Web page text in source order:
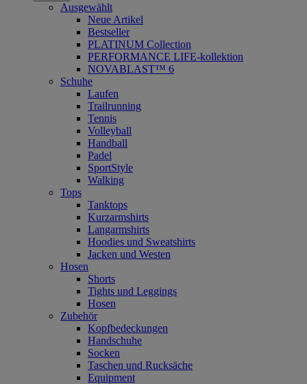
Ausgewählt
Neue Artikel
Bestseller
PLATINUM Collection
PERFORMANCE LIFE-kollektion
NOVABLAST™ 6
Schuhe
Laufen
Trailrunning
Tennis
Volleyball
Handball
Padel
SportStyle
Walking
Tops
Tanktops
Kurzarmshirts
Langarmshirts
Hoodies und Sweatshirts
Jacken und Westen
Hosen
Shorts
Tights und Leggings
Hosen
Zubehör
Kopfbedeckungen
Handschuhe
Socken
Taschen und Rucksäche
Equipment